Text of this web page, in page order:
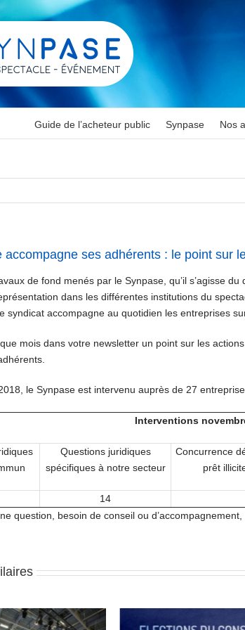
Guide de l’acheteur public Synpase Nos
accompagne ses adhérents : le point sur
de fond menés par le Synpase, qu’il s’agisse
dans les différentes institutions du
syndicat accompagne au quotidien les entreprises
mois dans votre newsletter un point sur les
le Synpase est intervenu auprès de 27
Interventions
Questions juridiques
spécifiques à notre secteur
Concurrence
prêt
14
question, besoin de conseil ou